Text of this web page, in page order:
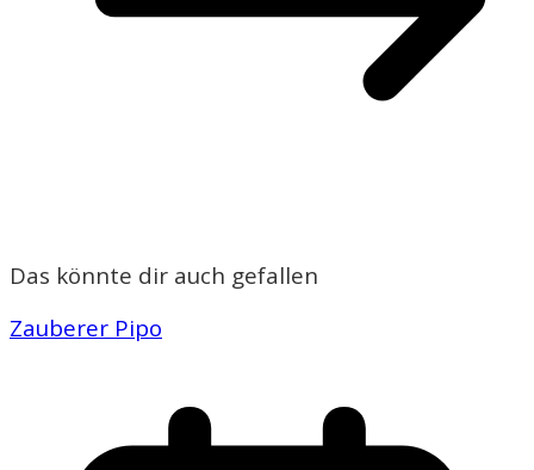
Das könnte dir auch gefallen
Zauberer Pipo